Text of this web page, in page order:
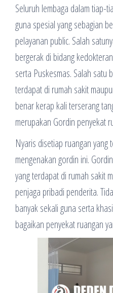
Seluruh lembaga dalam tiap-
guna spesial yang sebagian
pelayanan public. Salah
bergerak di bidang
serta Puskesmas. Salah satu
terdapat di rumah sakit
benar kerap kali terserang
merupakan Gordin penyekat
Nyaris disetiap ruangan yang
mengenakan gordin ini.
yang terdapat di rumah sakit
penjaga pribadi penderita.
banyak sekali guna serta
bagaikan penyekat ruangan